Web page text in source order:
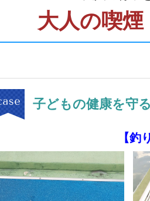
大人の喫
子どもの健康を守
【釣